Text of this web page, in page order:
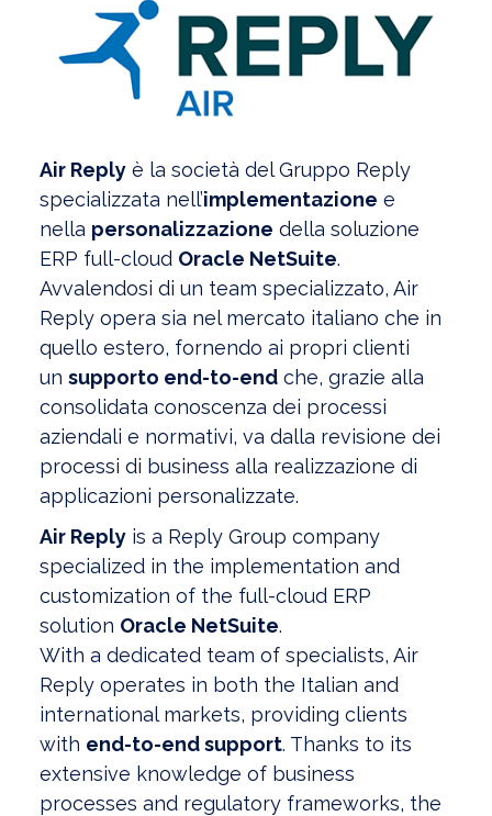
Air Reply è la società del Gruppo Reply
specializzata nell’implementazione e
nella personalizzazione della soluzione
ERP full-cloud Oracle NetSuite.
Avvalendosi di un team specializzato, Air
Reply opera sia nel mercato italiano che in
quello estero, fornendo ai propri clienti
un supporto end-to-end che, grazie alla
consolidata conoscenza dei processi
aziendali e normativi, va dalla revisione dei
processi di business alla realizzazione di
applicazioni personalizzate.
Air Reply is a Reply Group company
specialized in the implementation and
customization of the full-cloud ERP
solution Oracle NetSuite.
With a dedicated team of specialists, Air
Reply operates in both the Italian and
international markets, providing clients
with end-to-end support. Thanks to its
extensive knowledge of business
processes and regulatory frameworks, the